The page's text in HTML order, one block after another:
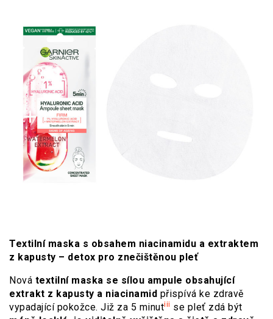
Textilní maska s obsahem niacinamidu a extraktem
z kapusty – detox pro znečištěnou pleť
Nová textilní maska se sílou ampule obsahující
extrakt z kapusty a niacinamid přispívá ke zdravě
vypadající pokožce. Již za 5 minutiii se pleť zdá být